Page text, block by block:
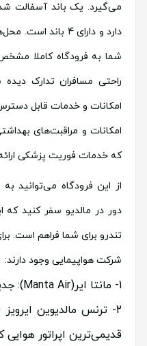
دارد و دارای 4
شما به فرودگاه کاملا
راحتی مسافران تدارک
امکانات و خدمات قابل
امکانات و مراقبت‌های
که خدمات فوریت پزشکی
از این فرودگاه می‌توانید
دور در مالدیو سفر کنید که
تندرو برای شما فراهم است.
شرکت هواپیمایی وجود دارند:
مانتا ایر(Manta Air): جدیدترین شرکت هواپیمایی
قدیمی‌ترین اپراتور هوایی